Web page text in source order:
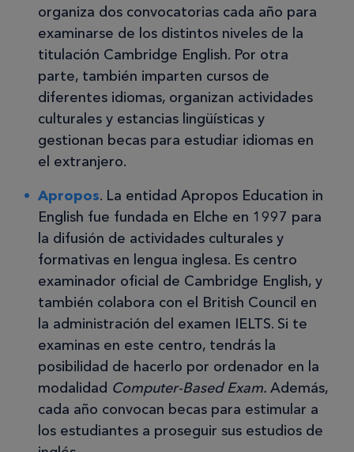
organiza dos convocatorias cada año para
examinarse de los distintos niveles de la
titulación Cambridge English. Por otra
parte, también imparten cursos de
diferentes idiomas, organizan actividades
culturales y estancias lingüísticas y
gestionan becas para estudiar idiomas en
el extranjero.
Apropos. La entidad Apropos Education in
English fue fundada en Elche en 1997 para
la difusión de actividades culturales y
formativas en lengua inglesa. Es centro
examinador oficial de Cambridge English, y
también colabora con el British Council en
la administración del examen IELTS. Si te
examinas en este centro, tendrás la
posibilidad de hacerlo por ordenador en la
modalidad Computer-Based Exam. Además,
cada año convocan becas para estimular a
los estudiantes a proseguir sus estudios de